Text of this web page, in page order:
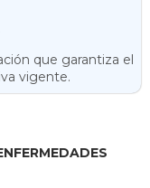
que garantiza el
vigente.